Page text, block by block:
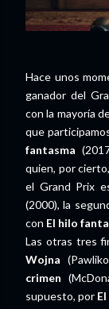
Hace unos
ganador del
con la mayoría
que
fantasma
quien, por
el Grand Prix
(2000), la
con El hilo
Las otras tres
Wojna
crimen
supuesto, por